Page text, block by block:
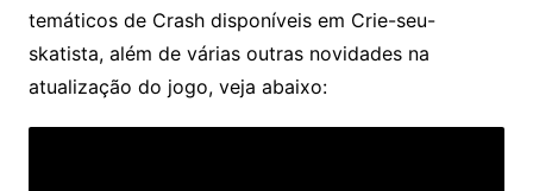
temáticos de Crash disponíveis em Crie-seu-
skatista, além de várias outras novidades na
atualização do jogo, veja abaixo: